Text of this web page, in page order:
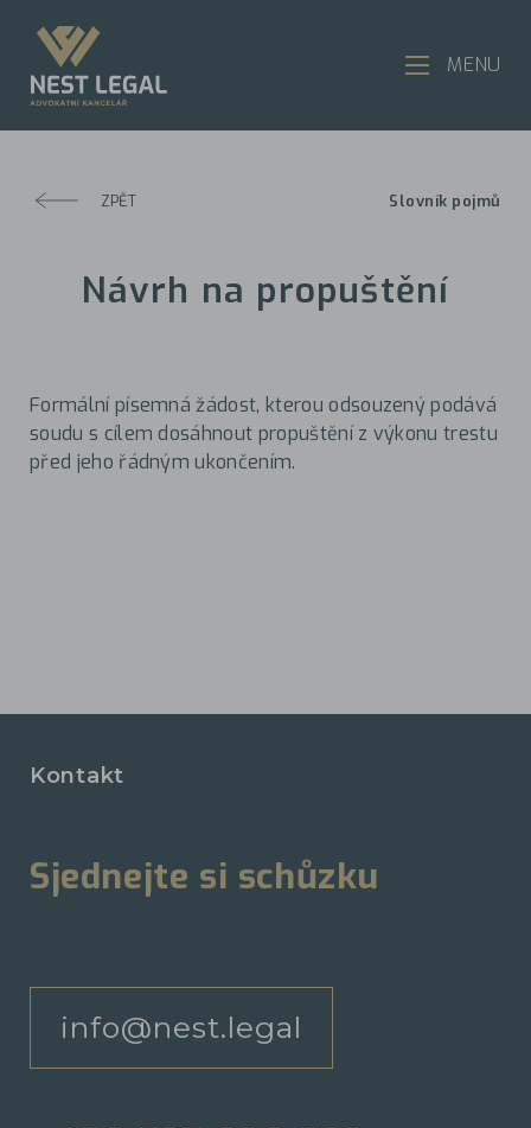
ZPĚT Slovník pojmů
Návrh na propuštění
Formální písemná žádost, kterou odsouzený podává
soudu s cílem dosáhnout propuštění z výkonu trestu
před jeho řádným ukončením.
Kontakt
Sjednejte si schůzku
info@nest.legal
MENU